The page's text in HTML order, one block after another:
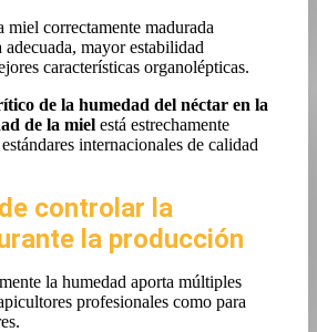
miel correctamente madurada
adecuada, mayor estabilidad
características organolépticas.
de la humedad del néctar en la
de la miel está estrechamente
internacionales de calidad
controlar la
la producción
la humedad aporta múltiples
profesionales como para